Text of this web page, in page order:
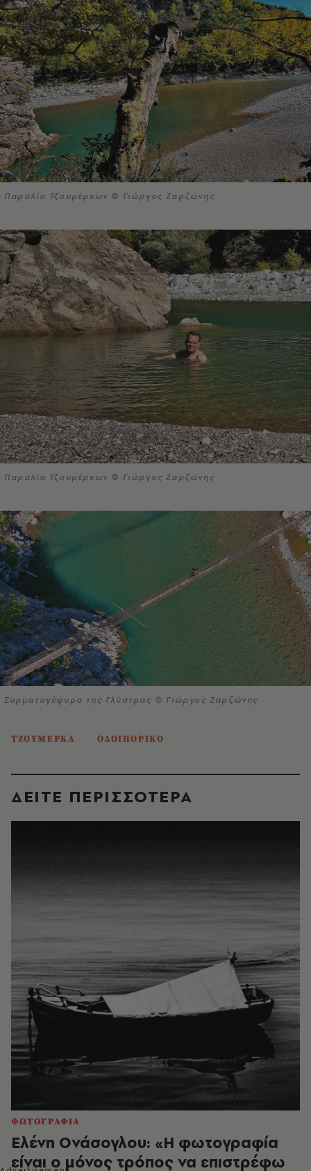
Παραλία Τζουμέρκων © Γιώργος Ζαρζώνης
Παραλία Τζουμέρκων © Γιώργος Ζαρζώνης
Συρματογέφυρα της Γλύστρας © Γιώργος Ζαρζώνης
ΤΖΟΥΜΕΡΚΑ ΟΔΟΙΠΟΡΙΚΟ
ΔΕΙΤΕ ΠΕΡΙΣΣΟΤΕΡΑ
ΦΩΤΟΓΡΑΦΙΑ
Ελένη Ονάσογλου: «Η φωτογραφία
είναι ο μόνος τρόπος να επιστρέφω